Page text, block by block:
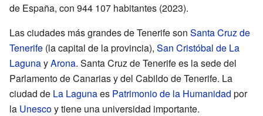
de España, con 944 107 habitantes (2023).
Las ciudades más grandes de Tenerife son Santa Cruz de
Tenerife (la capital de la provincia), San Cristóbal de La
LagunayArona. Santa Cruz de Tenerife es la sede del
Parlamento de Canarias y del Cabildo de Tenerife. La
ciudad de La Lagunaes Patrimonio de la Humanidad por
la Unescoy tiene una universidad importante.